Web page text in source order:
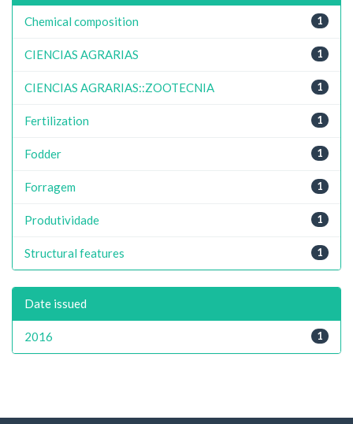
1
Chemical composition
1
CIENCIAS AGRARIAS
1
CIENCIAS AGRARIAS::ZOOTECNIA
1
Fertilization
1
Fodder
1
Forragem
1
Produtividade
1
Structural features
Date issued
1
2016